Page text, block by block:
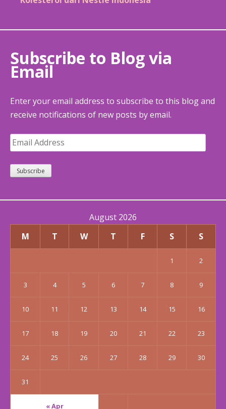
Subscribe to Blog via
Email
Enter your email address to subscribe to this blog and
receive notifications of new posts by email.
Email
Address
Subscribe
August 2026
M
T W T F S S
« Apr
1 2
3 4 5 6 7 8 9
10 11 12 13 14 15 16
17 18 19 20 21 22 23
24 25 26 27 28 29 30
31